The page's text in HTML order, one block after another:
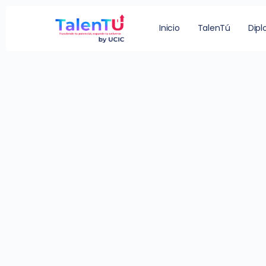
Inicio TalenTú